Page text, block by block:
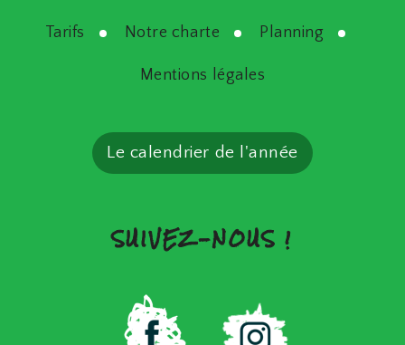
Tarifs Notre charte Planning
Mentions légales
Le calendrier de l'année
SUIVEZ-NOUS !